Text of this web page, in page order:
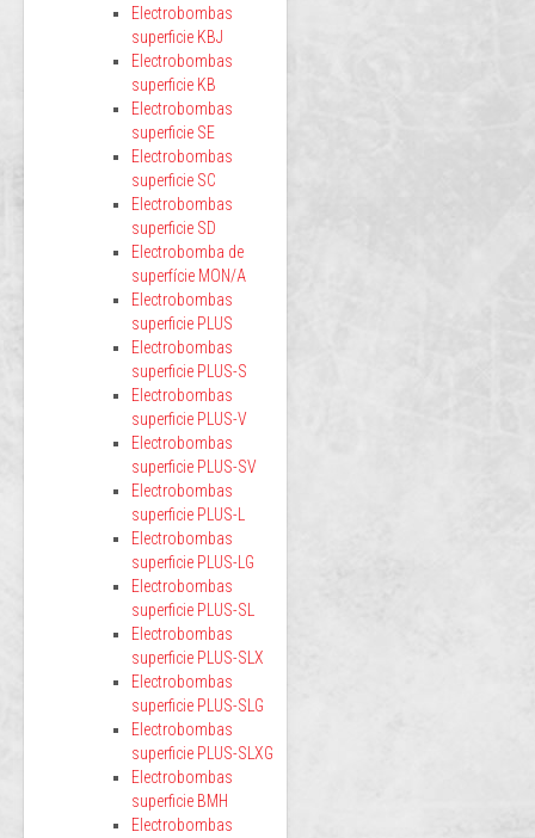
Electrobombas
superficie KBJ
Electrobombas
superficie KB
Electrobombas
superficie SE
Electrobombas
superficie SC
Electrobombas
superficie SD
Electrobomba de
superfície MON/A
Electrobombas
superficie PLUS
Electrobombas
superficie PLUS-S
Electrobombas
superficie PLUS-V
Electrobombas
superficie PLUS-SV
Electrobombas
superficie PLUS-L
Electrobombas
superficie PLUS-LG
Electrobombas
superficie PLUS-SL
Electrobombas
superficie PLUS-SLX
Electrobombas
superficie PLUS-SLG
Electrobombas
superficie PLUS-SLXG
Electrobombas
superficie BMH
Electrobombas